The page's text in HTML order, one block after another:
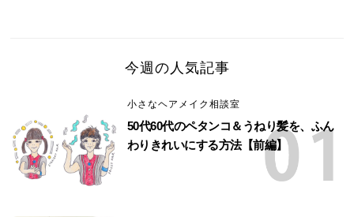
今週の人気記事
小さなヘアメイク相談室
50代60代のペタンコ＆うねり髪を、ふん
わりきれいにする方法【前編】